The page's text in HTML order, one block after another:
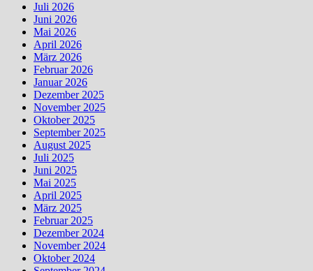
Juli 2026
Juni 2026
Mai 2026
April 2026
März 2026
Februar 2026
Januar 2026
Dezember 2025
November 2025
Oktober 2025
September 2025
August 2025
Juli 2025
Juni 2025
Mai 2025
April 2025
März 2025
Februar 2025
Dezember 2024
November 2024
Oktober 2024